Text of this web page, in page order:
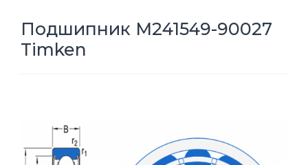
Подшипник M241549-90027
Timken